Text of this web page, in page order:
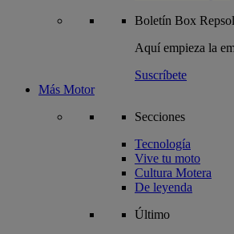
Boletín Box Repsol
Aquí empieza la
Suscríbete
Más Motor
Secciones
Tecnología
Vive tu moto
Cultura Motera
De leyenda
Último